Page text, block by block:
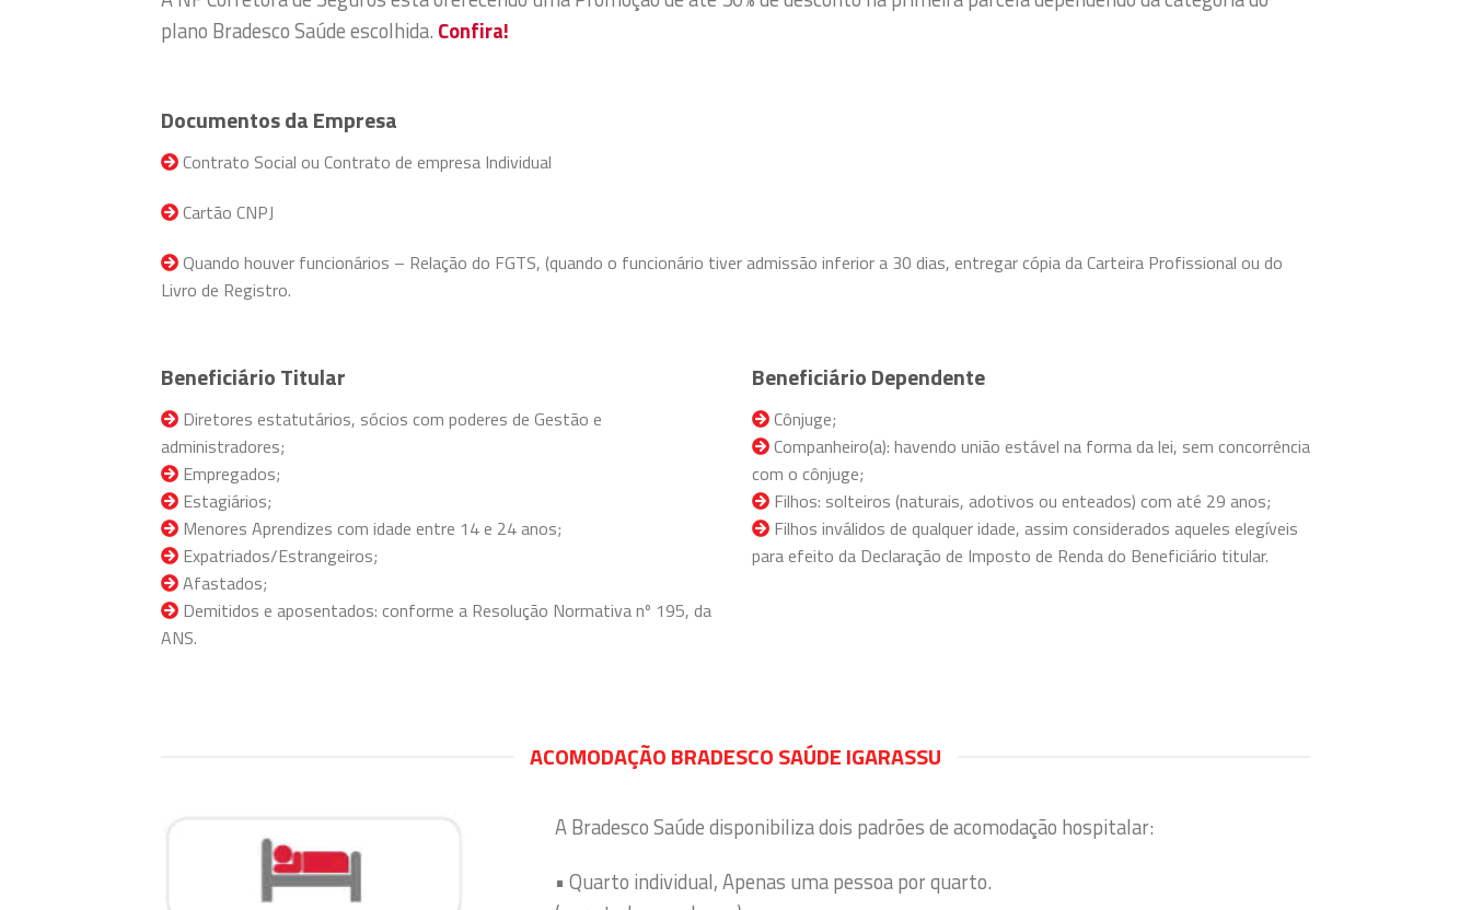
plano Bradesco Saúde escolhida. Confira!
Documentos da Empresa
Contrato Social ou Contrato de empresa Individual
Cartão CNPJ
Quando houver funcionários – Relação do FGTS, (quando o funcionário tiver admissão inferior a 30 dias, entregar cópia da Carteira Profissional ou do
Livro de Registro.
Beneficiário Titular
Diretores estatutários, sócios com poderes de Gestão e
administradores;
Empregados;
Estagiários;
Menores Aprendizes com idade entre 14 e 24 anos;
Expatriados/Estrangeiros;
Afastados;
Demitidos e aposentados: conforme a Resolução Normativa nº 195, da
ANS.
Beneficiário Dependente
Cônjuge;
Companheiro(a): havendo união estável na forma da lei, sem concorrência
com o cônjuge;
Filhos: solteiros (naturais, adotivos ou enteados) com até 29 anos;
Filhos inválidos de qualquer idade, assim considerados aqueles elegíveis
para efeito da Declaração de Imposto de Renda do Beneficiário titular.
ACOMODAÇÃO BRADESCO SAÚDE IGARASSU
A Bradesco Saúde disponibiliza dois padrões de acomodação hospitalar:
• Quarto individual, Apenas uma pessoa por quarto.